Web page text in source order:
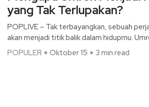
yang Tak Terlupakan?
POPLIVE – Tak terbayangkan, sebuah
akan menjadi titik balik dalam hidupmu.
POPULER
Oktober 15 3 min read